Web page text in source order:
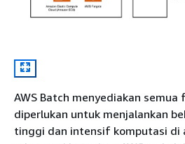
AWS Batch menyediakan
diperlukan untuk menjalankan
tinggi dan intensif komputasi di